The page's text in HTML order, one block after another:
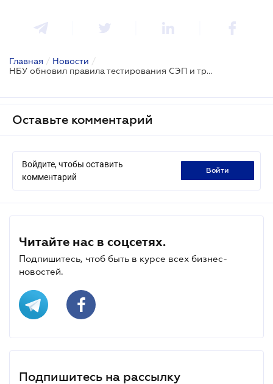
Главная / Новости /
НБУ обновил правила тестирования СЭП и требования к коммерческим агентам
Оставьте комментарий
Войдите, чтобы оставить
комментарий
войти
Читайте нас в соцсетях.
Подпишитесь, чтоб быть в курсе всех бизнес-
новостей.
Подпишитесь на рассылку